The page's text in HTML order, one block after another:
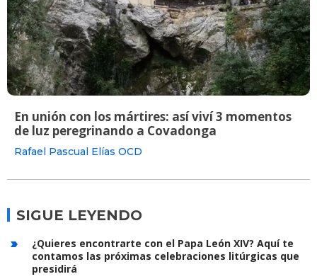
En unión con los mártires: así viví 3 momentos
de luz peregrinando a Covadonga
Rafael Pascual Elías OCD
SIGUE LEYENDO
¿Quieres encontrarte con el Papa León XIV? Aquí te
contamos las próximas celebraciones litúrgicas que
presidirá